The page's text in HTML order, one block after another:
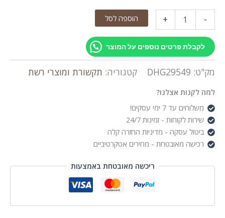
-
8PORT
10/100/1000
LINK
+ הוספה לסל
לקבלת פרטים נוספים על המוצר
מק"ט: DHG29549 קטגוריה: תקשורת ומוצרי רשת
למה לקנות אצלנו?
משלוחים עד 7 ימי עסקים!
שירות לקוחות - זמינות 24/7
ביטול עסקה - מדיניות החזרה קלה
רכישה מאובטחת - מחירים אטקרטיביים
ריכשה מאובטחת באמצעות